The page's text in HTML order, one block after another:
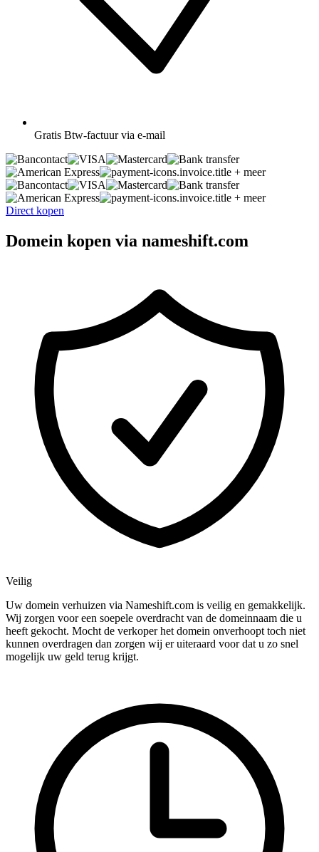
Gratis Btw-factuur via e-mail
+ meer
+ meer
Direct kopen
Domein kopen via nameshift.com
Veilig
Uw domein verhuizen via Nameshift.com is veilig en gemakkelijk.
Wij zorgen voor een soepele overdracht van de domeinnaam die u
heeft gekocht. Mocht de verkoper het domein onverhoopt toch niet
kunnen overdragen dan zorgen wij er uiteraard voor dat u zo snel
mogelijk uw geld terug krijgt.